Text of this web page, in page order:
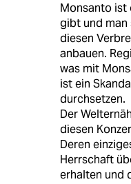
Monsanto ist
gibt und man
diesen
anbauen.
was mit
ist ein
durchsetzen.
Der
diesen
Deren
Herrschaft
erhalten und